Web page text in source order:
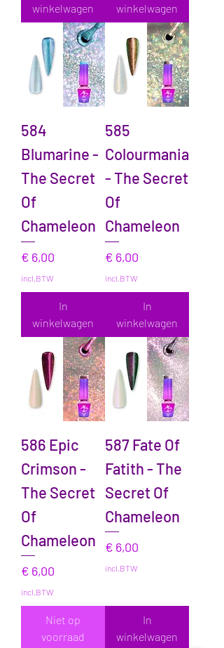
winkelwagen
winkelwagen
584
Blumarine -
The Secret
Of
Chameleon
Prijs
€ 6,00
incl.BTW
In
winkelwagen
585
Colourmania
- The Secret
Of
Chameleon
Prijs
€ 6,00
incl.BTW
In
winkelwagen
586 Epic
Crimson -
The Secret
Of
Chameleon
Prijs
€ 6,00
incl.BTW
Niet op
voorraad
587 Fate Of
Fatith - The
Secret Of
Chameleon
Prijs
€ 6,00
incl.BTW
In
winkelwagen